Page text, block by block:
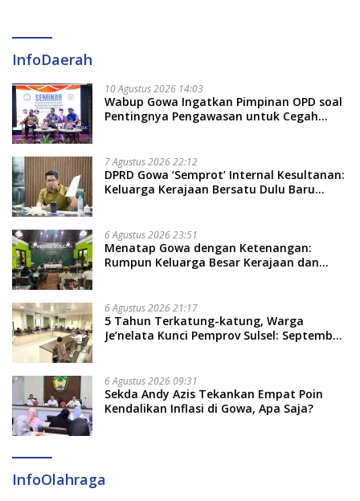
InfoDaerah
10 Agustus 2026 14:03
Wabup Gowa Ingatkan Pimpinan OPD soal
Pentingnya Pengawasan untuk Cegah
7 Agustus 2026 22:12
DPRD Gowa ‘Semprot’ Internal Kesultanan:
Keluarga Kerajaan Bersatu Dulu Baru
6 Agustus 2026 23:51
Menatap Gowa dengan Ketenangan:
Rumpun Keluarga Besar Kerajaan dan
Soal Adat dan Adab
6 Agustus 2026 21:17
5 Tahun Terkatung-katung, Warga
Je’nelata Kunci Pemprov Sulsel: September
6 Agustus 2026 09:31
Sekda Andy Azis Tekankan Empat Poin
Kendalikan Inflasi di Gowa, Apa Saja?
InfoOlahraga